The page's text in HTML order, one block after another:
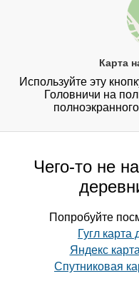
Карта
Используйте эту
Головничи на
Чего-то не
Попробуйте
Гугл
Яндекс
Спутниковая